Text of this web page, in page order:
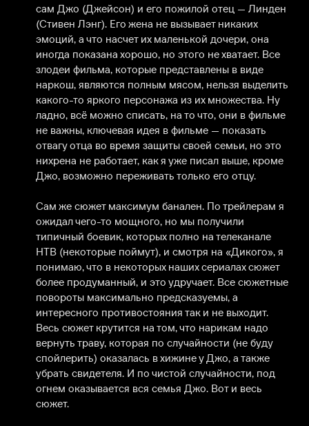
сам Джо (Джейсон) и его пожилой отец — Линден
(Стивен Лэнг). Его жена не вызывает никаких
эмоций, а что насчет их маленькой дочери, она
иногда показана хорошо, но этого не хватает. Все
злодеи фильма, которые представлены в виде
наркош, являются полным мясом, нельзя выделить
какого-то яркого персонажа из их множества. Ну
ладно, всё можно списать, на то что, они в фильме
не важны, ключевая идея в фильме — показать
отвагу отца во время защиты своей семьи, но это
нихрена не работает, как я уже писал выше, кроме
Джо, возможно переживать только его отцу.
Сам же сюжет максимум банален. По трейлерам я
ожидал чего-то мощного, но мы получили
типичный боевик, которых полно на телеканале
НТВ (некоторые поймут), и смотря на «Дикого», я
понимаю, что в некоторых наших сериалах сюжет
более продуманный, и это удручает. Все сюжетные
повороты максимально предсказуемы, а
интересного противостояния так и не выходит.
Весь сюжет крутится на том, что нарикам надо
вернуть траву, которая по случайности (не буду
спойлерить) оказалась в хижине у Джо, а также
убрать свидетеля. И по чистой случайности, под
огнем оказывается вся семья Джо. Вот и весь
сюжет.